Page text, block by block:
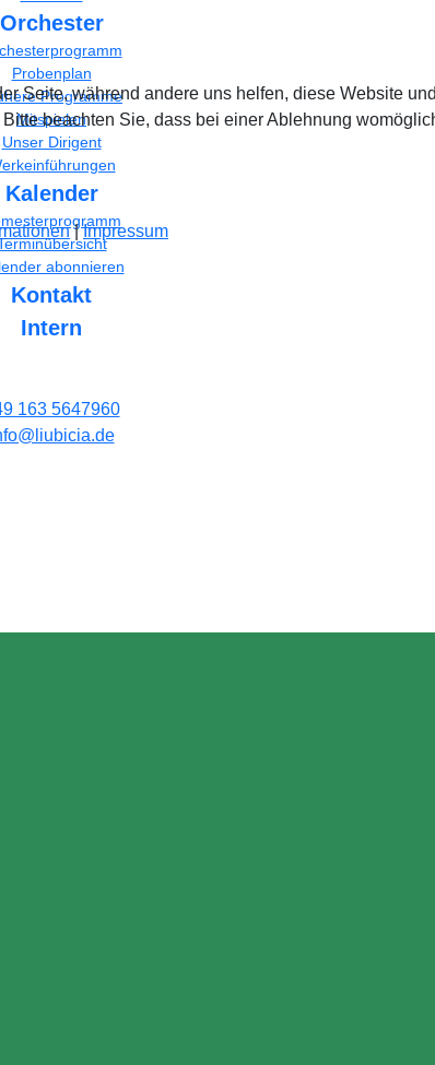
Orchester
Probenplan
Programme
Mitspielen
Unser Dirigent
Kalender
abonnieren
Kontakt
Intern
163 5647960
Seite, während andere uns helfen, diese Website
beachten Sie, dass bei einer Ablehnung
|Impressum